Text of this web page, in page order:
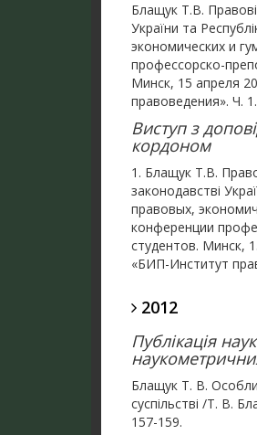
Блащук Т.В.
України та
экономических и
профессорско-
Минск, 15 апреля
правоведения». Ч.
Виступ з
кордоном
1. Блащук Т.В.
законодавстві
правовых,
конференции
студентов. Минск,
«БИП-Институт
2012
Публікація
Блащук Т. В.
суспільстві /Т. В.
157-159.